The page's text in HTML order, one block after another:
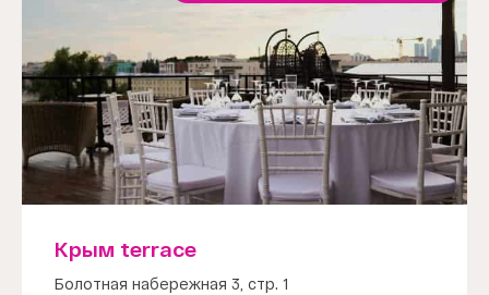
Крым terrace
Болотная набережная 3, стр. 1